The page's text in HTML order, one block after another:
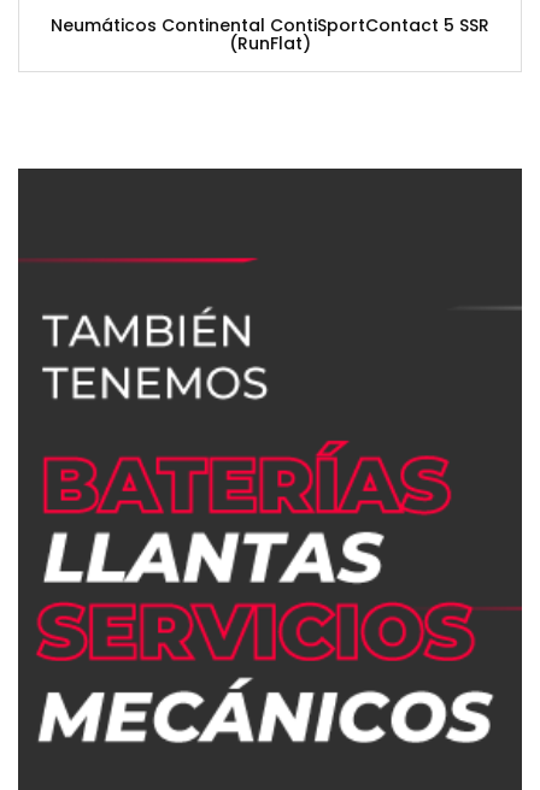
Neumáticos Continental ContiSportContact 5 SSR
(RunFlat)